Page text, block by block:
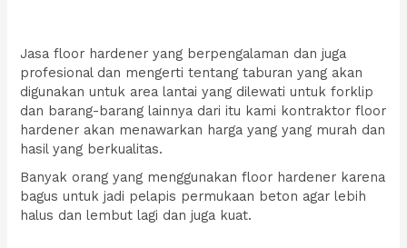
Jasa floor hardener yang berpengalaman dan juga
profesional dan mengerti tentang taburan yang akan
digunakan untuk area lantai yang dilewati untuk forklip
dan barang-barang lainnya dari itu kami kontraktor floor
hardener akan menawarkan harga yang yang murah dan
hasil yang berkualitas.
Banyak orang yang menggunakan floor hardener karena
bagus untuk jadi pelapis permukaan beton agar lebih
halus dan lembut lagi dan juga kuat.